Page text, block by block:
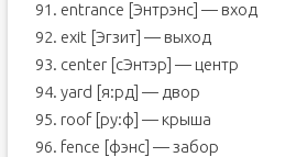
91. entrance [Энтрэнс] — вход
92. exit [Эгзит] — выход
93. center [сЭнтэр] — центр
94. yard [я:рд] — двор
95. roof [ру:ф] — крыша
96. fence [фэнс] — забор